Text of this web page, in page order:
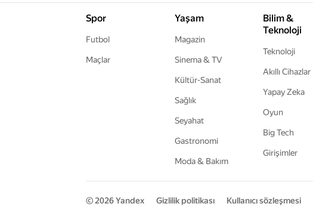
Spor
Futbol
Maçlar
Yaşam
Magazin
Sinema & TV
Kültür-Sanat
Sağlık
Seyahat
Gastronomi
Moda & Bakım
Bilim &
Teknoloji
Teknoloji
Akıllı Cihazlar
Yapay Zeka
Oyun
Big Tech
Girişimler
© 2026Yandex Gizlilik politikası Kullanıcı sözleşmesi